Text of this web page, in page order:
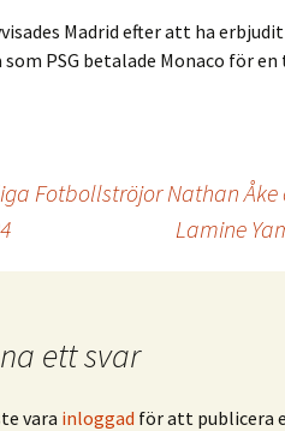
Madrid efter att ha
som PSG betalade Monaco för
Fotbollströjor Nathan Åke
Lamine
ett svar
vara inloggad för att publicera